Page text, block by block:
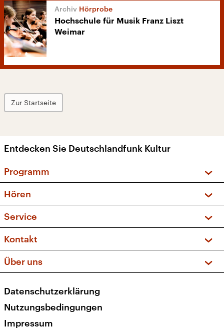
Hörprobe
Hochschule für Musik Franz Liszt
Weimar
Zur Startseite
Entdecken Sie Deutschlandfunk Kultur
Programm
Sendungen und Podcasts
Musikliste
Kakadu – Das Kinderprogramm
Hören
Frequenzen (UKW + DAB+)
Service
FAQ
Apps
Newsletter
Kontakt
Social Media
Über uns
Presse
Karriere
Transparenz
Datenschutzerklärung
Nutzungsbedingungen
Impressum